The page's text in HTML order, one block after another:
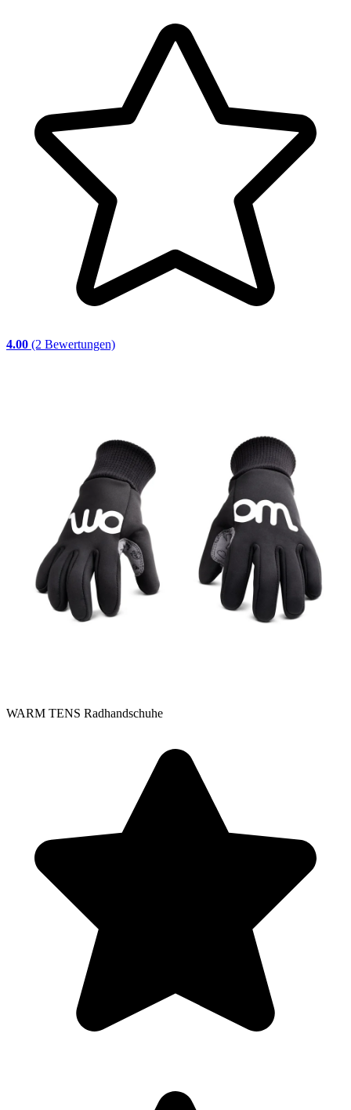
4.00 (2 Bewertungen)
WARM TENS Radhandschuhe